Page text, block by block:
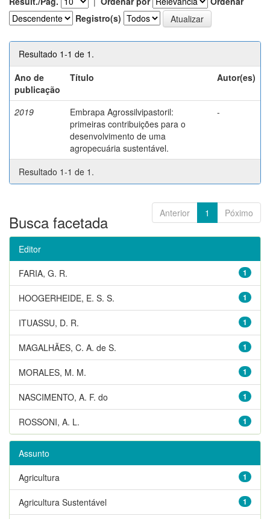
Registro(s)
Resultado 1-1 de 1.
Ano de
publicação
Título Autor(es)
2019
Embrapa Agrossilvipastoril:
primeiras contribuições para o
desenvolvimento de uma
agropecuária sustentável.
-
Resultado 1-1 de 1.
Anterior 1 Póximo
Busca facetada
Editor
1
FARIA, G. R.
1
HOOGERHEIDE, E. S. S.
1
ITUASSU, D. R.
1
MAGALHÃES, C. A. de S.
1
MORALES, M. M.
1
NASCIMENTO, A. F. do
1
ROSSONI, A. L.
Assunto
1
Agricultura
1
Agricultura Sustentável